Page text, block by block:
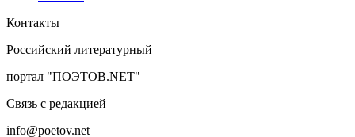
Контакты
Российский литературный
портал "ПОЭТОВ.NET"
Связь с редакцией
info@poetov.net